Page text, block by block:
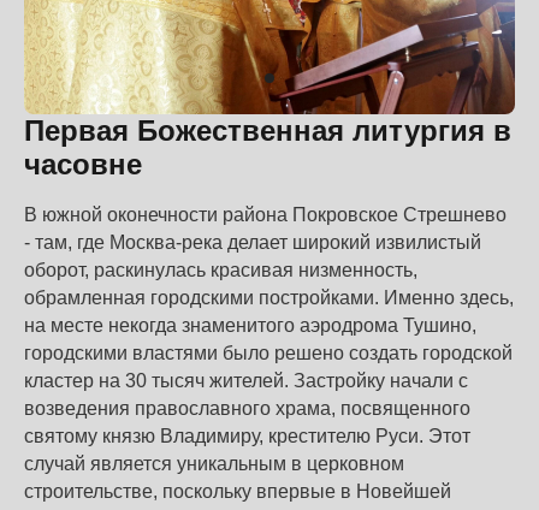
Первая Божественная литургия в
часовне
В южной оконечности района Покровское Стрешнево
- там, где Москва-река делает широкий извилистый
оборот, раскинулась красивая низменность,
обрамленная городскими постройками. Именно здесь,
на месте некогда знаменитого аэродрома Тушино,
городскими властями было решено создать городской
кластер на 30 тысяч жителей. Застройку начали с
возведения православного храма, посвященного
святому князю Владимиру, крестителю Руси. Этот
случай является уникальным в церковном
строительстве, поскольку впервые в Новейшей